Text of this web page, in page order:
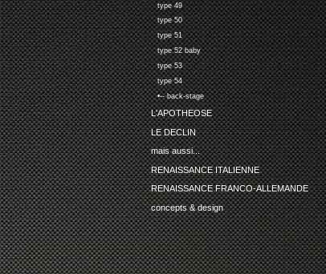
type 49
type 50
type 51
type 52 baby
type 53
type 54
•-- back-stage
L'APOTHEOSE
LE DECLIN
mais aussi...
RENAISSANCE ITALIENNE
RENAISSANCE FRANCO-ALLEMANDE
concepts & design